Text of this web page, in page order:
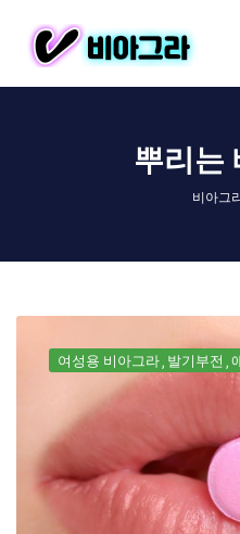
뿌리는
비아그
여성용 비아그라 발기부전